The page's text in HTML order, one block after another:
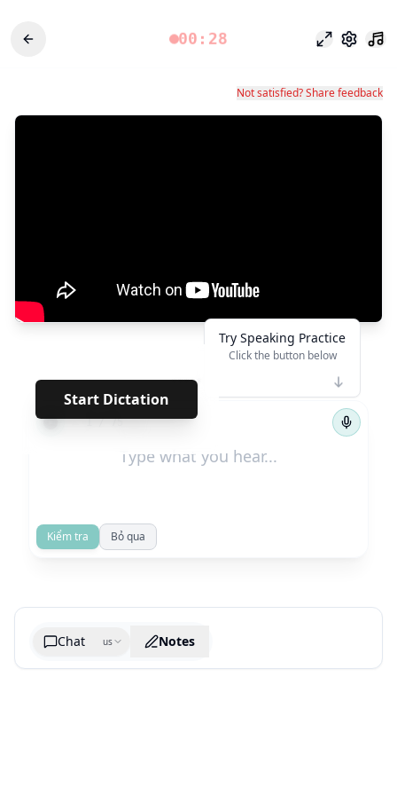
00:28 Chế độ tập
Cài đặt
Not satisfied? Share feedback
Start Dictation
*****
← 1/75 →
Try Speaking Practice
Click the button below
Kiểm tra Bỏ qua
Chat us Notes